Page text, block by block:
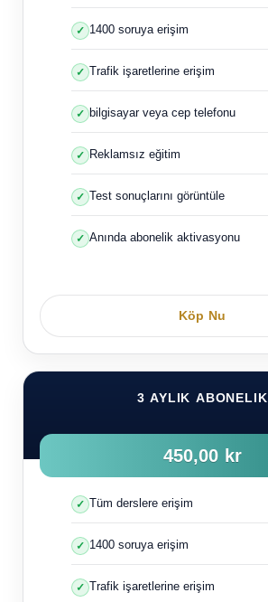
1400 soruya erişim
Trafik işaretlerine erişim
bilgisayar veya cep telefonu
Reklamsız eğitim
Test sonuçlarını görüntüle
Anında abonelik aktivasyonu
Köp Nu
3 AYLIK ABONELIK
450,00 kr
Tüm derslere erişim
1400 soruya erişim
Trafik işaretlerine erişim